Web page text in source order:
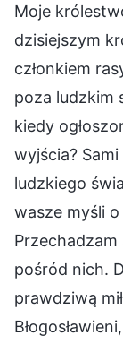
Moje
dzisiejszym
członkiem
poza ludzkim
kiedy
wyjścia?
ludzkiego
wasze myśli
pośród nich.
prawdziwą